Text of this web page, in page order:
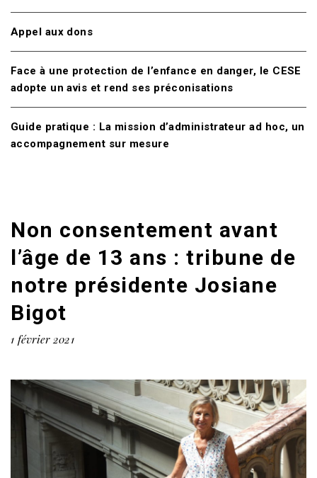
Appel aux dons
Face à une protection de l’enfance en danger, le CESE
adopte un avis et rend ses préconisations
Guide pratique : La mission d’administrateur ad hoc, un
accompagnement sur mesure
Non consentement avant
l’âge de 13 ans : tribune de
notre présidente Josiane
Bigot
1 février 2021